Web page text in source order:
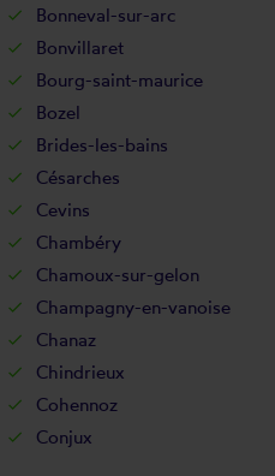
Bonneval-sur-arc
Bonvillaret
Bourg-saint-maurice
Bozel
Brides-les-bains
Césarches
Cevins
Chambéry
Chamoux-sur-gelon
Champagny-en-vanoise
Chanaz
Chindrieux
Cohennoz
Conjux